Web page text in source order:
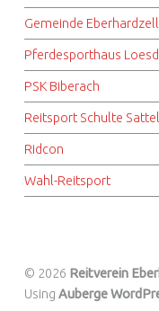
Gemeinde Eberhardzell
Pferdesporthaus
PSK Biberach
Reitsport Schulte
Ridcon
Wahl-Reitsport
© 2026 Reitverein
Using Auberge